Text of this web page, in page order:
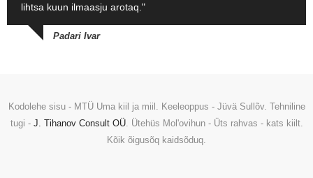
lihtsa kuun ilmaasju arotaq."
Padari Ivar
Kodolehe sisu - MTÜ Uma kiil ja miil. Keeleoppus - Jüvä Sullõv. Tehniline
tugi - J. Tihanov Consult OÜ. Ütehüs Mol'ovihun - Üts rahvas - kats kiilt.
Kõik õigusõq kaidsõduq.